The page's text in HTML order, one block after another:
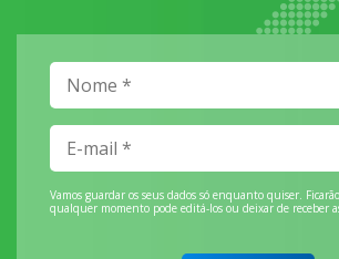
Vamos guardar os seus dados só enquanto quiser.
qualquer momento pode editá-los ou deixar de receber